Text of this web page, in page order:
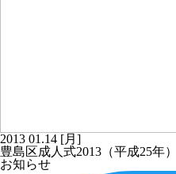
2013 01.14 [月]
豊島区成人式2013（平成25年
お知らせ